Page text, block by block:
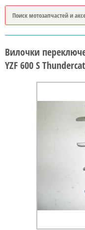
Вилочки
YZF 600 S